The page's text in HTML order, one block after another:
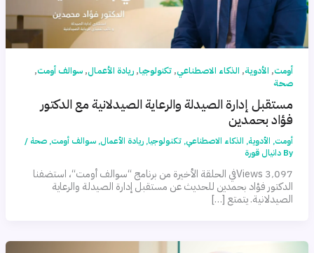
أومت, الأدوية, الذكاء الاصطناعي, تكنولوجيا, ريادة الأعمال, سوالف أومت,
صحة
مستقبل إدارة الصيدلة والرعاية الصيدلانية مع الدكتور
فؤاد بحمدين
أومت, الأدوية, الذكاء الاصطناعي, تكنولوجيا, ريادة الأعمال, سوالف أومت, صحة /
By دانيال قورة
3٬097 Viewsفي الحلقة الأخيرة من برنامج “سوالف أومت“، استضفنا
الدكتور فؤاد بحمدين للحديث عن مستقبل إدارة الصيدلة والرعاية
الصيدلانية. يتمتع […]